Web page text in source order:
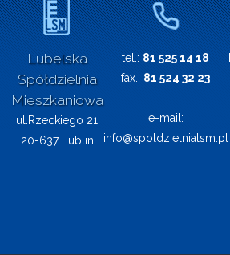
Lubelska
Spółdzielnia
Mieszkaniowa
ul.Rzeckiego 21
20-637 Lublin
tel.: 81 525 14 18
fax.: 81 524 32 23
e-mail:
info@spoldzielnialsm.pl